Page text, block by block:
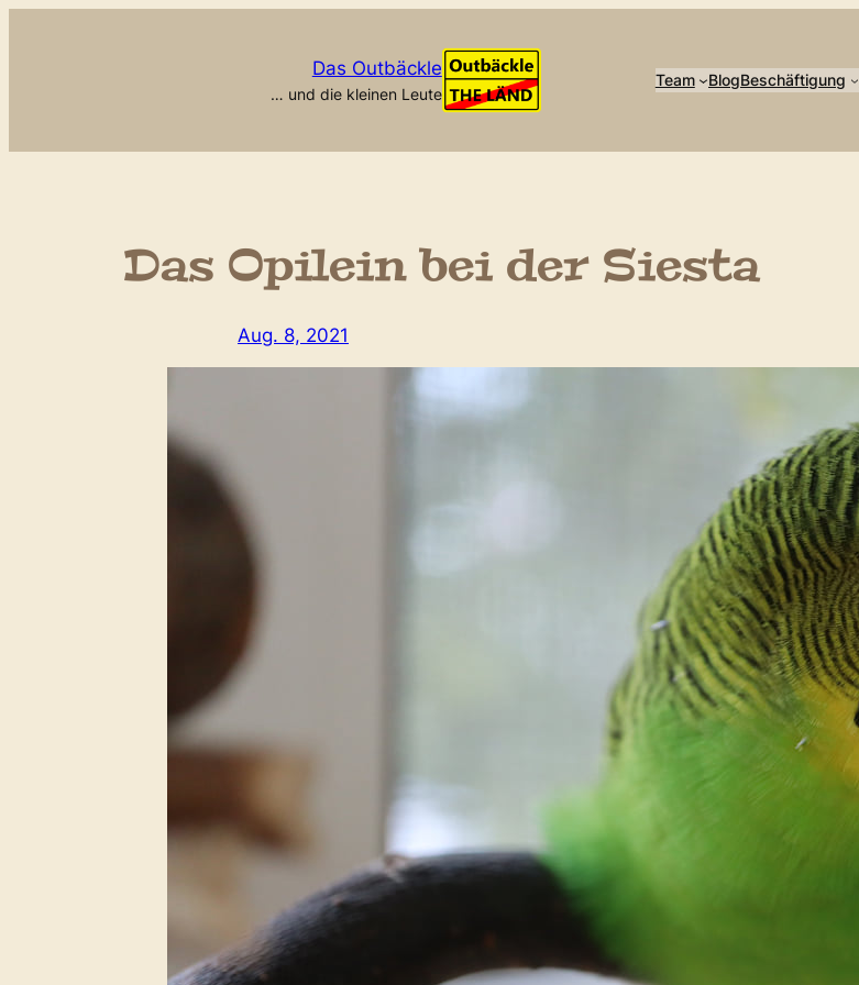
Das Outbäckle
… und die kleinen Leute
Team BlogBeschäftigung
Das Opilein bei der Siesta
Aug. 8, 2021